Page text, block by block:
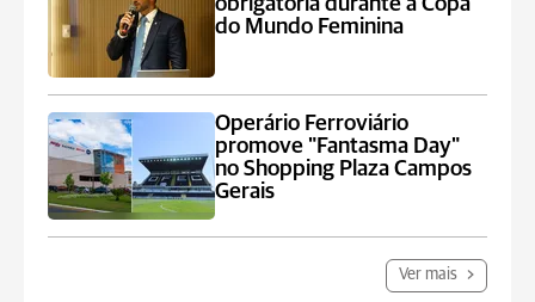
do Mundo Feminina
Operário Ferroviário
promove "Fantasma Day"
no Shopping Plaza Campos
Gerais
Ver mais